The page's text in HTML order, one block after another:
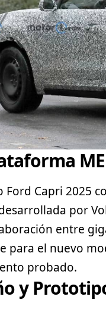
Ford Capri 2025
por
entre
para el nuevo
probado.
y